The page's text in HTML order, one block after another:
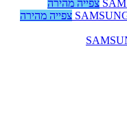
צפייה מהירה
צפייה מהירה